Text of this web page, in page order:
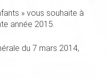
» vous souhaite à
année 2015.
du 7 mars 2014,